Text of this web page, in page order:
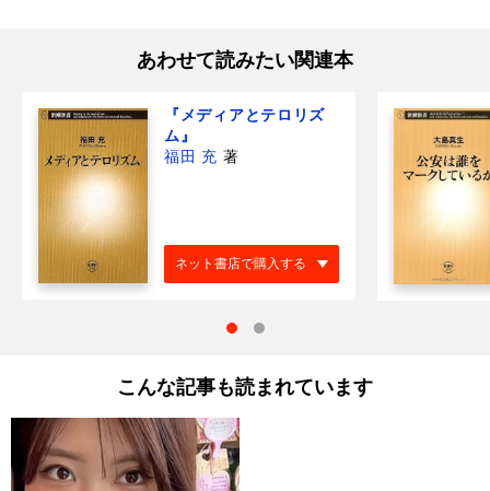
あわせて読みたい関連本
『メディアとテロリズ
ム』
福田 充 著
ネット書店で購入する
こんな記事も読まれています